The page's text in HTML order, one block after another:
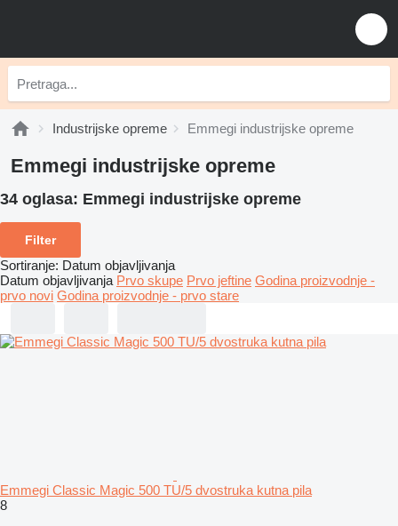
Industrijske opreme Emmegi industrijske opreme
Emmegi industrijske opreme
34 oglasa: Emmegi industrijske opreme
Filter
Sortiranje: Datum objavljivanja
Datum objavljivanja Prvo skupe Prvo jeftine Godina proizvodnje -
prvo novi Godina proizvodnje - prvo stare
Emmegi Classic Magic 500 TU/5 dvostruka kutna pila
8